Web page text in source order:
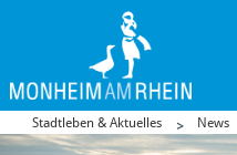
Stadtleben & Aktuelles News